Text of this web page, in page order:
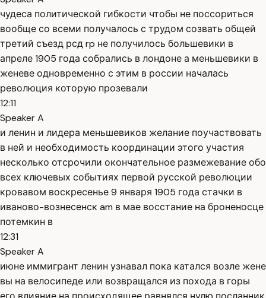
чудеса политической гибкости чтобы не поссориться
вообще со всеми получалось с трудом созвать общей
третий съезд рсд rp не получилось большевики в
апреле 1905 года собрались в лондоне а меньшевики в
женеве одновременно с этим в россии началась
революция которую прозевали
12:11
Speaker A
и ленин и лидера меньшевиков желание поучаствовать
в ней и необходимость координации этого участия
несколько отсрочили окончательное размежевание обо
всех ключевых событиях первой русской революции
кровавом воскресенье 9 января 1905 года стачки в
иваново-вознесенск am в мае восстание на броненосце
потемкин в
12:31
Speaker A
июне иммигрант ленин узнавал пока катался возле жене
вы на велосипеде или возвращался из похода в горы